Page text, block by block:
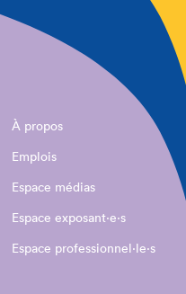
À propos
Emplois
Espace médias
Espace exposant·e⋅s
Espace professionnel·le⋅s